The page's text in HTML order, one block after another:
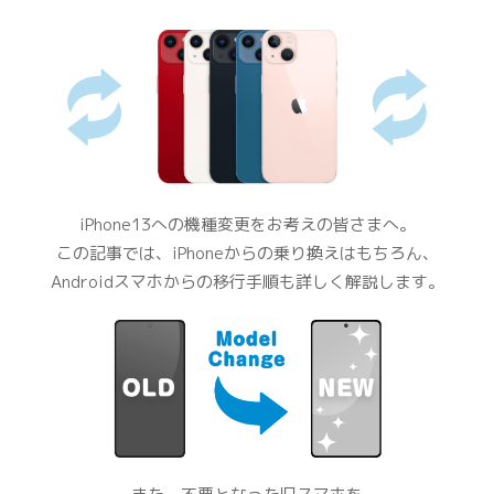
iPhone13への機種変更をお考えの皆さまへ。
この記事では、iPhoneからの乗り換えはもちろん、
Androidスマホからの移行手順も詳しく解説します。